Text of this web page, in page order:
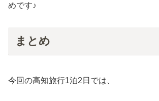
めです♪
まとめ
今回の高知旅行1泊2日では、